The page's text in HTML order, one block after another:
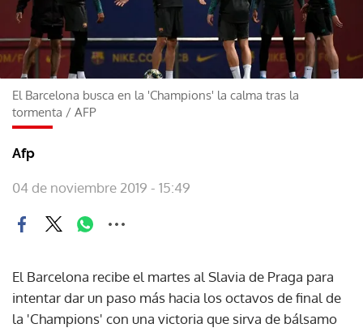
El Barcelona busca en la 'Champions' la calma tras la
tormenta / AFP
Afp
04 de noviembre 2019 - 15:49
El Barcelona recibe el martes al Slavia de Praga para
intentar dar un paso más hacia los octavos de final de
la 'Champions' con una victoria que sirva de bálsamo